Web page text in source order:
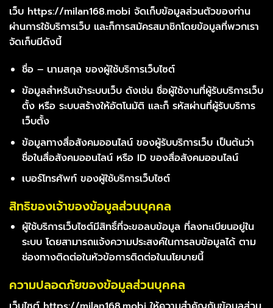
เว็บ https://milan168.mobi จัดเก็บข้อมูลส่วนตัวของท่าน
ผ่านการใช้บริการเว็บ และก็การสมัครสมาชิกโดยข้อมูลที่พวกเรา
จัดเก็บมีดังนี้
ชื่อ – นามสกุล ของผู้ใช้บริการเว็บไซต์
ข้อมูลสำหรับเข้าระบบเว็บ ดังเช่น ชื่อผู้ใช้งานที่ผู้รับบริการเว็บ
ตั้ง หรือ ระบบสร้างให้อัตโนมัติ และก็ รหัสผ่านที่ผู้รับบริการ
เว็บตั้ง
ข้อมูลทางสื่อสังคมออนไลน์ ของผู้รับบริการเว็บ เป็นต้นว่า
ชื่อในสื่อสังคมออนไลน์ หรือ ID ของสื่อสังคมออนไลน์
เบอร์โทรศัพท์ ของผู้ใช้บริการเว็บไซต์
สิทธิของเจ้าของข้อมูลส่วนบุคคล
ผู้ใช้บริการเว็บไซต์มีสิทธิ์ที่จะขอลบข้อมูล ที่ลงทะเบียนอยู่ใน
ระบบ โดยสามารถแจ้งความประสงค์ในการลบข้อมูลได้ ตาม
ช่องทางติดต่อในหัวข้อการติดต่อในนโยบายนี้
ความปลอดภัยของข้อมูลส่วนบุคคล